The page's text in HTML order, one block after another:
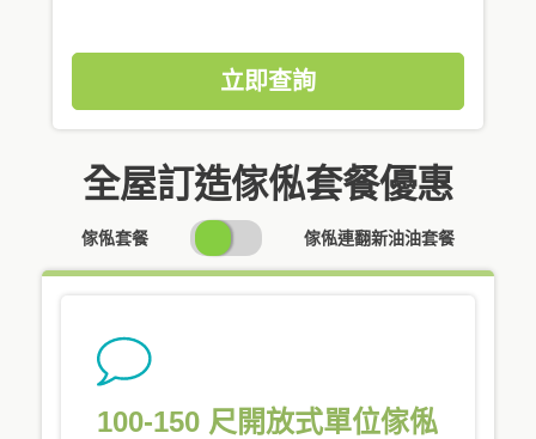
立即查詢
全屋訂造傢俬套餐優惠
傢俬套餐
SWITCH
PRICING
傢俬連翻新油油套餐
100-150 尺開放式單位傢俬